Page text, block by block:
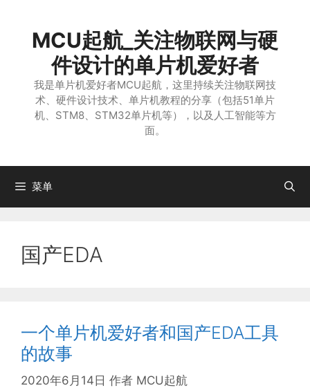
MCU起航_关注物联网与硬
件设计的单片机爱好者
我是单片机爱好者MCU起航，这里持续关注物联网技
术、硬件设计技术、单片机教程的分享（包括51单片
机、STM8、STM32单片机等），以及人工智能等方
面。
菜单
国产EDA
一个单片机爱好者和国产EDA工具
的故事
2020年6月14日 作者 MCU起航